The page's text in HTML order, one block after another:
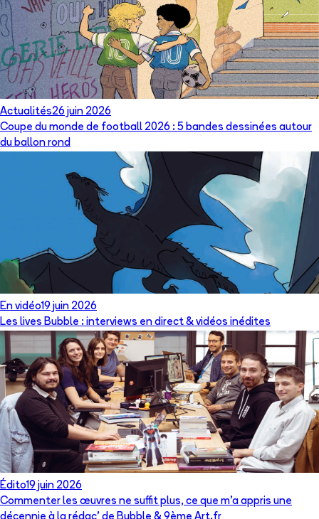
Actualités26 juin 2026
Coupe du monde de football 2026 : 5 bandes dessinées autour
du ballon rond
En vidéo19 juin 2026
Les lives Bubble : interviews en direct & vidéos inédites
Édito19 juin 2026
Commenter les œuvres ne suffit plus, ce que m’a appris une